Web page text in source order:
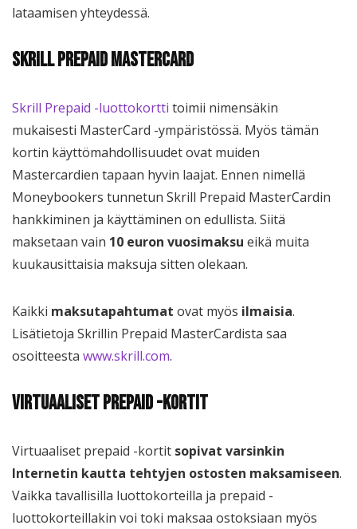
lataamisen yhteydessä.
Skrill Prepaid MasterCard
Skrill Prepaid -luottokortti toimii nimensäkin
mukaisesti MasterCard -ympäristössä. Myös tämän
kortin käyttömahdollisuudet ovat muiden
Mastercardien tapaan hyvin laajat. Ennen nimellä
Moneybookers tunnetun Skrill Prepaid MasterCardin
hankkiminen ja käyttäminen on edullista. Siitä
maksetaan vain 10 euron vuosimaksu eikä muita
kuukausittaisia maksuja sitten olekaan.
Kaikki maksutapahtumat ovat myös ilmaisia.
Lisätietoja Skrillin Prepaid MasterCardista saa
osoitteesta www.skrill.com.
Virtuaaliset prepaid -kortit
Virtuaaliset prepaid -kortit sopivat varsinkin
Internetin kautta tehtyjen ostosten maksamiseen.
Vaikka tavallisilla luottokorteilla ja prepaid -
luottokorteillakin voi toki maksaa ostoksiaan myös